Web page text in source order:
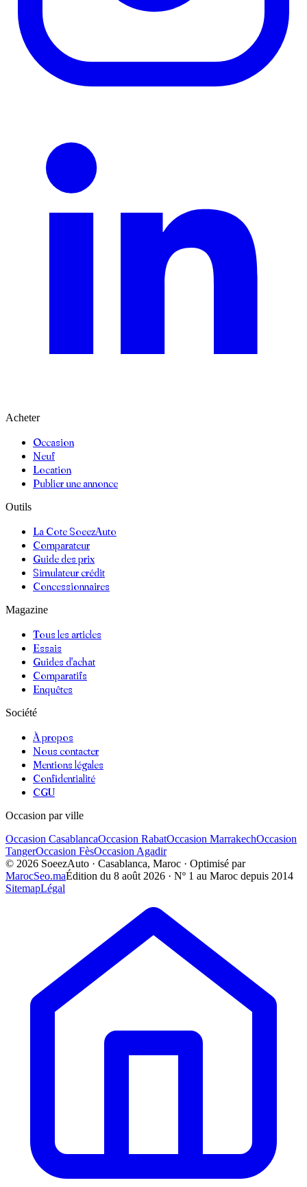
Acheter
Occasion
Neuf
Location
Publier une annonce
Outils
La Cote SoeezAuto
Comparateur
Guide des prix
Simulateur crédit
Concessionnaires
Magazine
Tous les articles
Essais
Guides d'achat
Comparatifs
Enquêtes
Société
À propos
Nous contacter
Mentions légales
Confidentialité
CGU
Occasion par ville
Occasion CasablancaOccasion RabatOccasion MarrakechOccasion
TangerOccasion FèsOccasion Agadir
© 2026 SoeezAuto · Casablanca, Maroc · Optimisé par
MarocSeo.maÉdition du 8 août 2026 · Nº 1 au Maroc depuis 2014
SitemapLégal